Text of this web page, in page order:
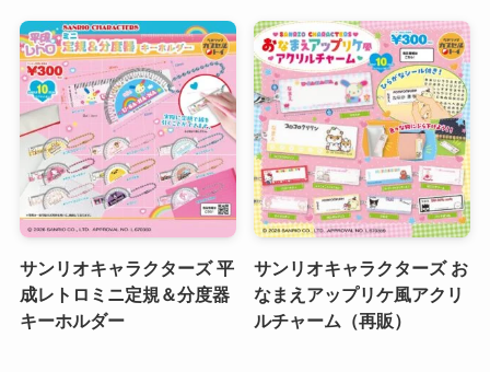
サンリオキャラクターズ 平
成レトロミニ定規＆分度器
キーホルダー
サンリオキャラクターズ お
なまえアップリケ風アクリ
ルチャーム（再販）